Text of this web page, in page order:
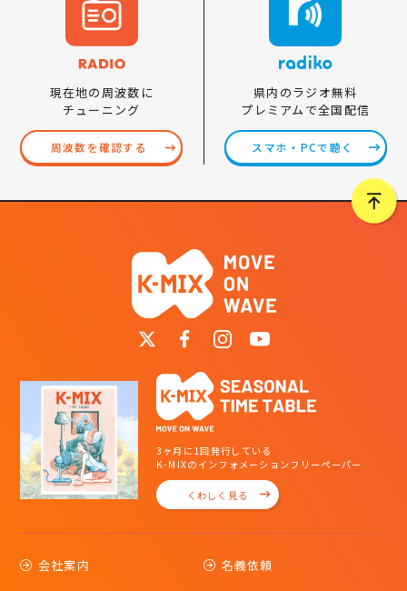
現在地の周波数に
チューニング
周波数を確認する
県内のラジオ無料
プレミアムで全国配信
スマホ・PCで聴く
3ヶ月に1回発行している
K-MIXのインフォメーションフリーペーパー
くわしく見る
会社案内 名義依頼